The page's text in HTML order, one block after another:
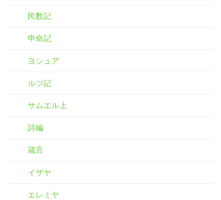
民数記
申命記
ヨシュア
ルツ記
サムエル上
詩編
箴言
イザヤ
エレミヤ